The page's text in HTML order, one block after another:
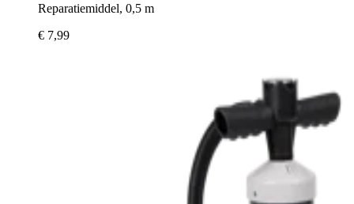
Reparatiemiddel, 0,5 m
€ 7,99